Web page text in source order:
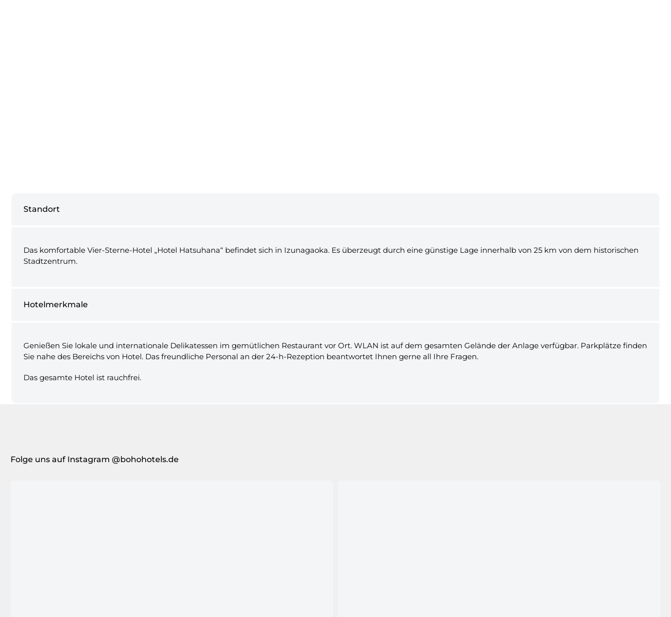
Standort
Das komfortable Vier-Sterne-Hotel „Hotel Hatsuhana“ befindet sich in Izunagaoka. Es überzeugt durch eine günstige Lage innerhalb von 25 km von dem historischen
Stadtzentrum.
Hotelmerkmale
Genießen Sie lokale und internationale Delikatessen im gemütlichen Restaurant vor Ort. WLAN ist auf dem gesamten Gelände der Anlage verfügbar. Parkplätze finden
Sie nahe des Bereichs von Hotel. Das freundliche Personal an der 24-h-Rezeption beantwortet Ihnen gerne all Ihre Fragen.
Das gesamte Hotel ist rauchfrei.
Folge uns auf Instagram @bohohotels.de